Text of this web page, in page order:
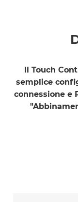
Il Touch
semplice
connessione e